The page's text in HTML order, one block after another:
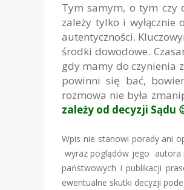
Tym samym, o tym czy
zależy tylko i
autentyczności.
środki dowodowe.
gdy mamy do czynienia
powinni się bać,
rozmowa nie była
zależy od decyzji Sądu
Wpis nie stanowi porady ani
wyraz poglądów jego autora
państwowych i publikacji
ewentualne skutki decyzji